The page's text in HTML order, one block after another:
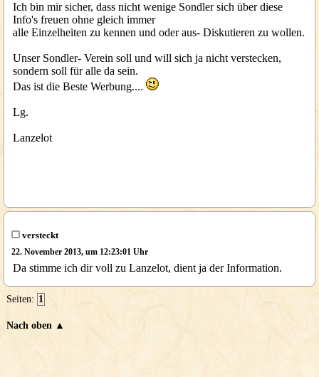
Ich bin mir sicher, dass nicht wenige Sondler sich über diese
Info's freuen ohne gleich immer
alle Einzelheiten zu kennen und oder aus- Diskutieren zu wollen.
Unser Sondler- Verein soll und will sich ja nicht verstecken,
sondern soll für alle da sein.
Das ist die Beste Werbung....
Lg.
Lanzelot
versteckt
22. November 2013, um 12:23:01 Uhr
Da stimme ich dir voll zu Lanzelot, dient ja der Information.
Seiten: 1
Nach oben ▲